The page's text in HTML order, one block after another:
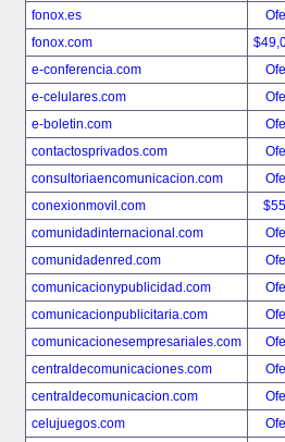
fonox.es
fonox.com
e-conferencia.com
e-celulares.com
e-boletin.com
contactosprivados.com
consultoriaencomunicacion.com
conexionmovil.com
comunidadinternacional.com
comunidadenred.com
comunicacionypublicidad.com
comunicacionpublicitaria.com
comunicacionesempresariales.com
centraldecomunicaciones.com
centraldecomunicacion.com
celujuegos.com